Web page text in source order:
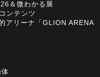
＆微わかる展
ンテンツ
アリーナ「GLION ARENA